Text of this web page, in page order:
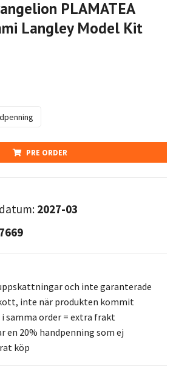
PLAMATEA
Langley Model Kit
PRE ORDER
2027-03
och inte garanterade
inte när produkten kommit
samma order = extra frakt
20% handpenning som ej
köp